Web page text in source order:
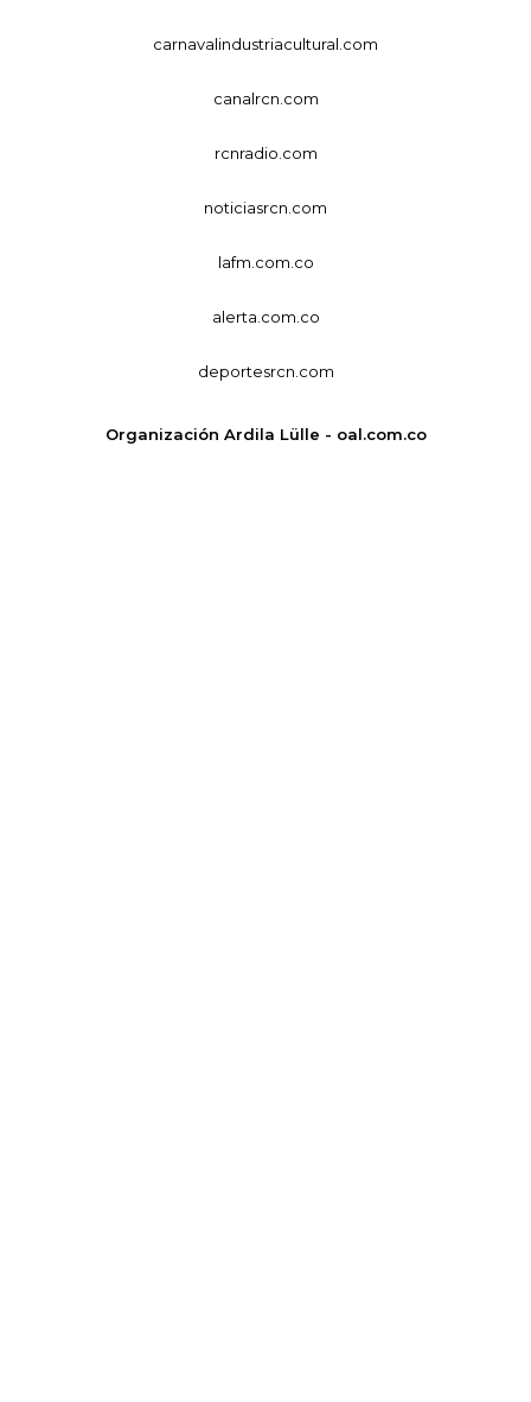
carnavalindustriacultural.com
canalrcn.com
rcnradio.com
noticiasrcn.com
lafm.com.co
alerta.com.co
deportesrcn.com
Organización Ardila Lülle - oal.com.co